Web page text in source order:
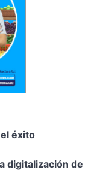
éxito
digitalización de